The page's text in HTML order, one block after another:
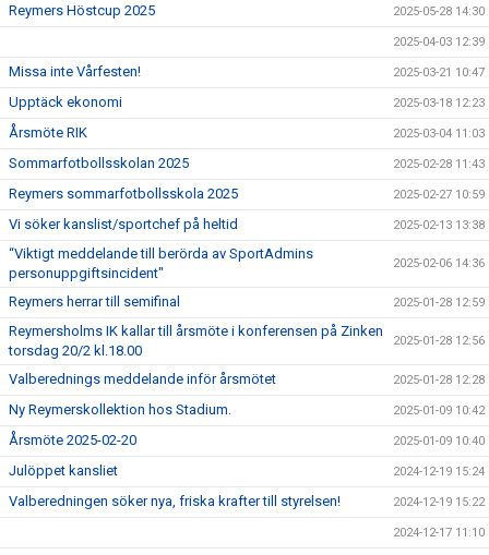
Reymers Höstcup 2025 2025-05-28 14:30
2025-04-03 12:39
Missa inte Vårfesten! 2025-03-21 10:47
Upptäck ekonomi 2025-03-18 12:23
Årsmöte RIK 2025-03-04 11:03
Sommarfotbollsskolan 2025 2025-02-28 11:43
Reymers sommarfotbollsskola 2025 2025-02-27 10:59
Vi söker kanslist/sportchef på heltid 2025-02-13 13:38
“Viktigt meddelande till berörda av SportAdmins
personuppgiftsincident"
2025-02-06 14:36
Reymers herrar till semifinal 2025-01-28 12:59
Reymersholms IK kallar till årsmöte i konferensen på Zinken
torsdag 20/2 kl.18.00
2025-01-28 12:56
Valberednings meddelande inför årsmötet 2025-01-28 12:28
Ny Reymerskollektion hos Stadium. 2025-01-09 10:42
Årsmöte 2025-02-20 2025-01-09 10:40
Julöppet kansliet 2024-12-19 15:24
Valberedningen söker nya, friska krafter till styrelsen! 2024-12-19 15:22
2024-12-17 11:10